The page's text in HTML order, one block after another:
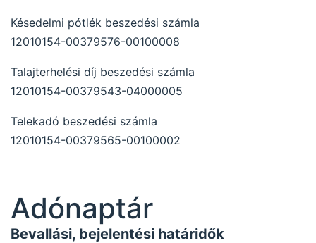
Késedelmi pótlék beszedési számla
12010154-00379576-00100008
Talajterhelési díj beszedési számla
12010154-00379543-04000005
Telekadó beszedési számla
12010154-00379565-00100002
Adónaptár
Bevallási, bejelentési határidők